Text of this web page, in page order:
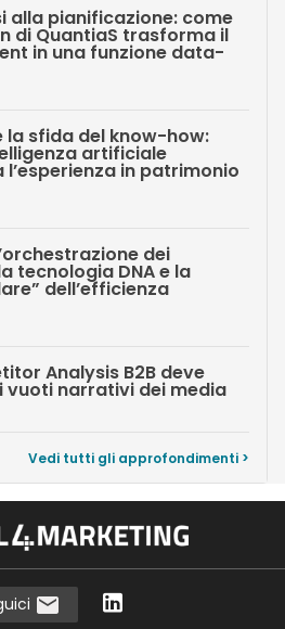
alla pianificazione: come
di QuantiaS trasforma il
in una funzione data-
la sfida del know-how:
artificiale
in patrimonio
dei
tecnologia DNA e la
dell’efficienza
Analysis B2B deve
vuoti narrativi dei media
Vedi tutti gli approfondimenti >